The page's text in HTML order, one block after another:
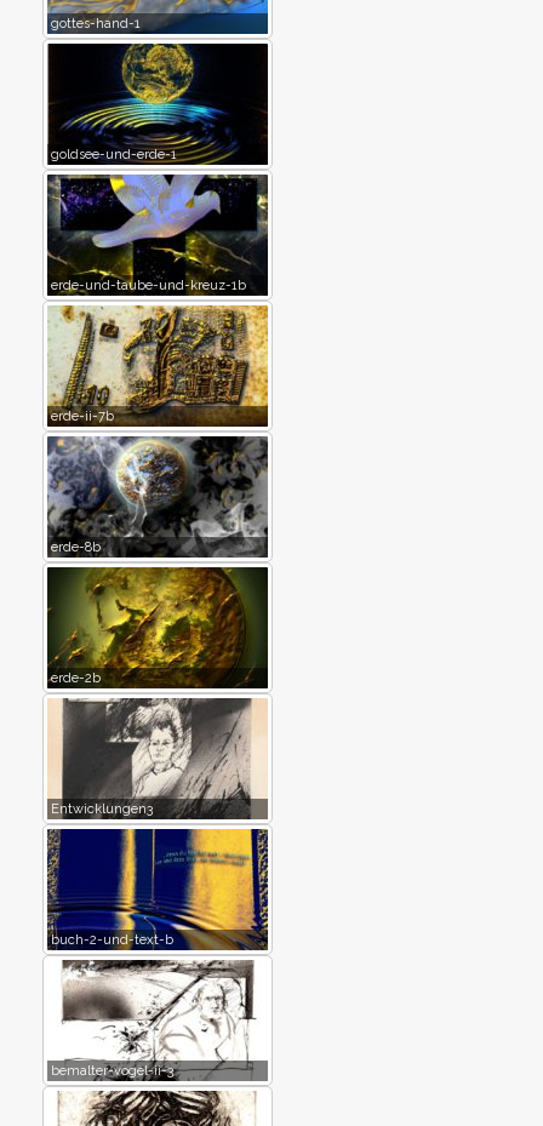
gottes-hand-1
goldsee-und-erde-1
erde-und-taube-und-kreuz-1b
erde-ii-7b
erde-8b
erde-2b
Entwicklungen3
buch-2-und-text-b
bemalter-vogel-ii-3